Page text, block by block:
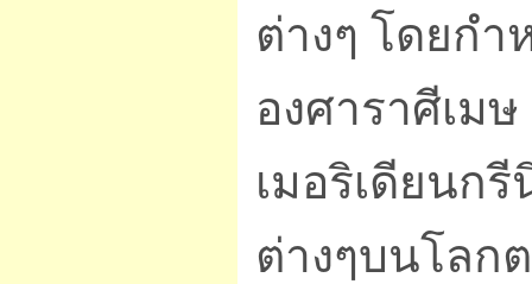
ต่างๆ โดยกำ
องศาราศีเม
เมอริเดียนก
ต่างๆบนโลก